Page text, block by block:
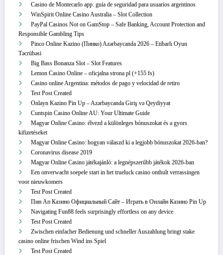
Casino de Montecarlo app: guía de seguridad para usuarios argentinos
WinSpirit Online Casino Australia – Slot Collection
PayPal Casinos Not on GamStop – Safe Banking, Account Protection and
Responsible Gambling Tips
Pinco Online Kazino (Пинко) Azərbaycanda 2026 – Etibarlı Oyun
Təcrübəsi
Big Bass Bonanza Slot – Slot Features
Lemon Casino Online – oficjalna strona pl (+155 fs)
Casino online Argentina: métodos de pago y velocidad de retiro
Test Post Created
Onlayn Kazino Pin Up – Azərbaycanda Giriş və Qeydiyyat
Cuntspin Casino Online AU: Your Ultimate Guide
Magyar Online Casino: élvezd a különleges bónuszokat és a gyors
kifizetéseket
Magyar Online Casino: hogyan válaszd ki a legjobb bónuszokat 2026-ban?
Coronavirus disease 2019
Magyar Online Casino játékajánló: a legnépszerűbb játékok 2026-ban
Een onverwacht soepele start in het trueluck casino onthult verrassingen
voor nieuwkomers
Test Post Created
Пин Ап Казино Официальный Сайт – Играть в Онлайн Казино Pin Up
Navigating Fun88 feels surprisingly effortless on any device
Test Post Created
Zwischen einfacher Bedienung und schneller Auszahlung bringt stake
casino online frischen Wind ins Spiel
Test Post Created